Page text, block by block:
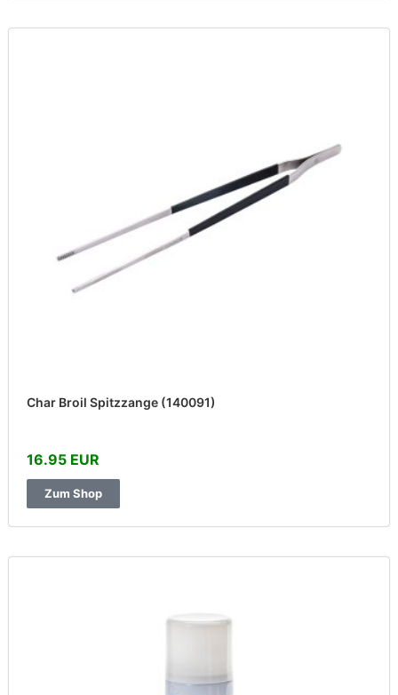
Char Broil Spitzzange (140091)
16.95 EUR
Zum Shop